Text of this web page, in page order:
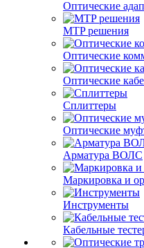
Оптические
MTP решения
Оптические
Оптические
Сплиттеры
Оптические
Арматура ВОЛС
Маркировка и
Инструменты
Кабельные